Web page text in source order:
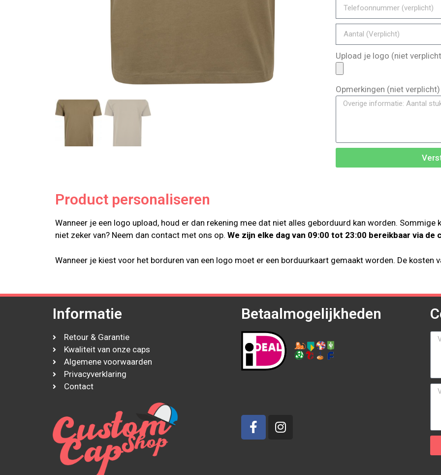
Upload je logo (niet
Opmerkingen (niet verplicht)
Product personaliseren
Wanneer je een logo upload, houd er dan rekening mee dat niet alles geborduurd kan worden.
niet zeker van? Neem dan contact met ons op. We zijn elke dag van 09:00 tot 23:00 bereikbaar via de
Wanneer je kiest voor het borduren van een logo moet er een borduurkaart gemaakt worden. De kosten
Informatie
Retour & Garantie
Kwaliteit van onze caps
Algemene voorwaarden
Privacyverklaring
Contact
Betaalmogelijkheden